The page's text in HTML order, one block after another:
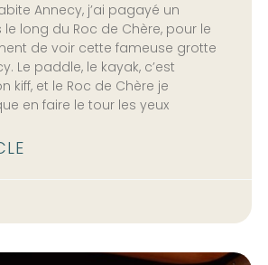
Annecy, j’ai pagayé un
long du Roc de Chère, pour le
de voir cette fameuse grotte
Le paddle, le kayak, c’est
kiff, et le Roc de Chère je
en faire le tour les yeux